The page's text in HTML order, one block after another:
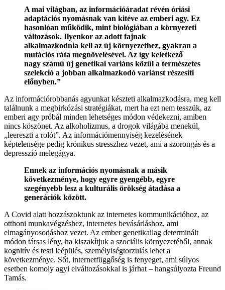
A mai világban, az információáradat révén óriási
adaptációs nyomásnak van kitéve az emberi agy. Ez
hasonlóan működik, mint biológiában a környezeti
változások. Ilyenkor az adott fajnak
alkalmazkodnia kell az új környezethez, gyakran a
mutációs ráta megnövelésével. Az így keletkező
nagy számú új genetikai variáns közül a természetes
szelekció a jobban alkalmazkodó variánst részesíti
előnyben.”
Az információrobbanás agyunkat készteti alkalmazkodásra, meg kell
találnunk a megbirkózási stratégiákat, mert ha ezt nem tesszük, az
emberi agy próbál minden lehetséges módon védekezni, amiben
nincs köszönet. Az alkoholizmus, a drogok világába menekül,
„leereszti a rolót”. Az információmennyiség kezelésének
képtelensége pedig krónikus stresszhez vezet, ami a szorongás és a
depresszió melegágya.
Ennek az információs nyomásnak a másik
következménye, hogy egyre gyengébb, egyre
szegényebb lesz a kulturális örökség átadása a
generációk között.
A Covid alatt hozzászoktunk az internetes kommunikációhoz, az
otthoni munkavégzéshez, internetes bevásárláshoz, ami
elmagányosodáshoz vezet. Az ember genetikailag determinált
módon társas lény, ha kiszakítjuk a szociális környezetéből, annak
kognitív és testi leépülés, személyiségtorzulás lehet a
következménye. Sőt, internetfüggőség is fenyeget, ami súlyos
esetben komoly agyi elváltozásokkal is járhat – hangsúlyozta Freund
Tamás.